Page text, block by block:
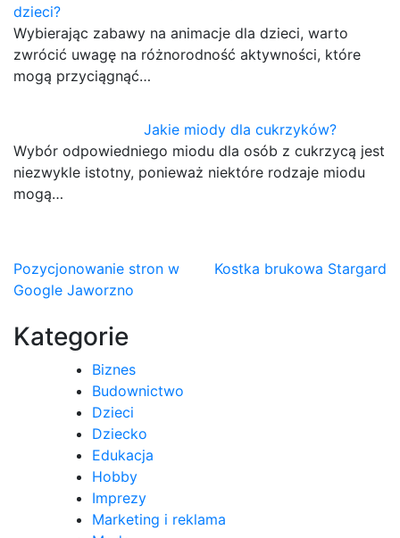
dzieci?
Wybierając zabawy na animacje dla dzieci, warto
zwrócić uwagę na różnorodność aktywności, które
mogą przyciągnąć…
Jakie miody dla cukrzyków?
Wybór odpowiedniego miodu dla osób z cukrzycą jest
niezwykle istotny, ponieważ niektóre rodzaje miodu
mogą…
Nawigacja
wpisu
Pozycjonowanie stron w
Google Jaworzno
Kostka brukowa Stargard
Kategorie
Biznes
Budownictwo
Dzieci
Dziecko
Edukacja
Hobby
Imprezy
Marketing i reklama